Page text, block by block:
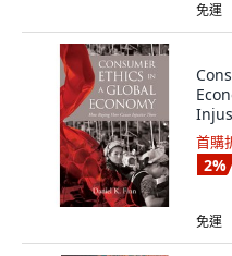
免運
首購
2%
免運